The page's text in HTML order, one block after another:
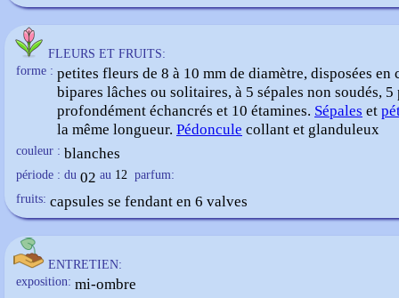
FLEURS ET FRUITS:
forme : petites fleurs de 8 à 10 mm de diamètre, disposées en
bipares lâches ou solitaires, à 5 sépales non soudés, 5
profondément échancrés et 10 étamines. Sépales et
la même longueur. Pédoncule collant et glanduleux
couleur : blanches
période : du 02 au 12 parfum:
fruits: capsules se fendant en 6 valves
ENTRETIEN:
exposition: mi-ombre